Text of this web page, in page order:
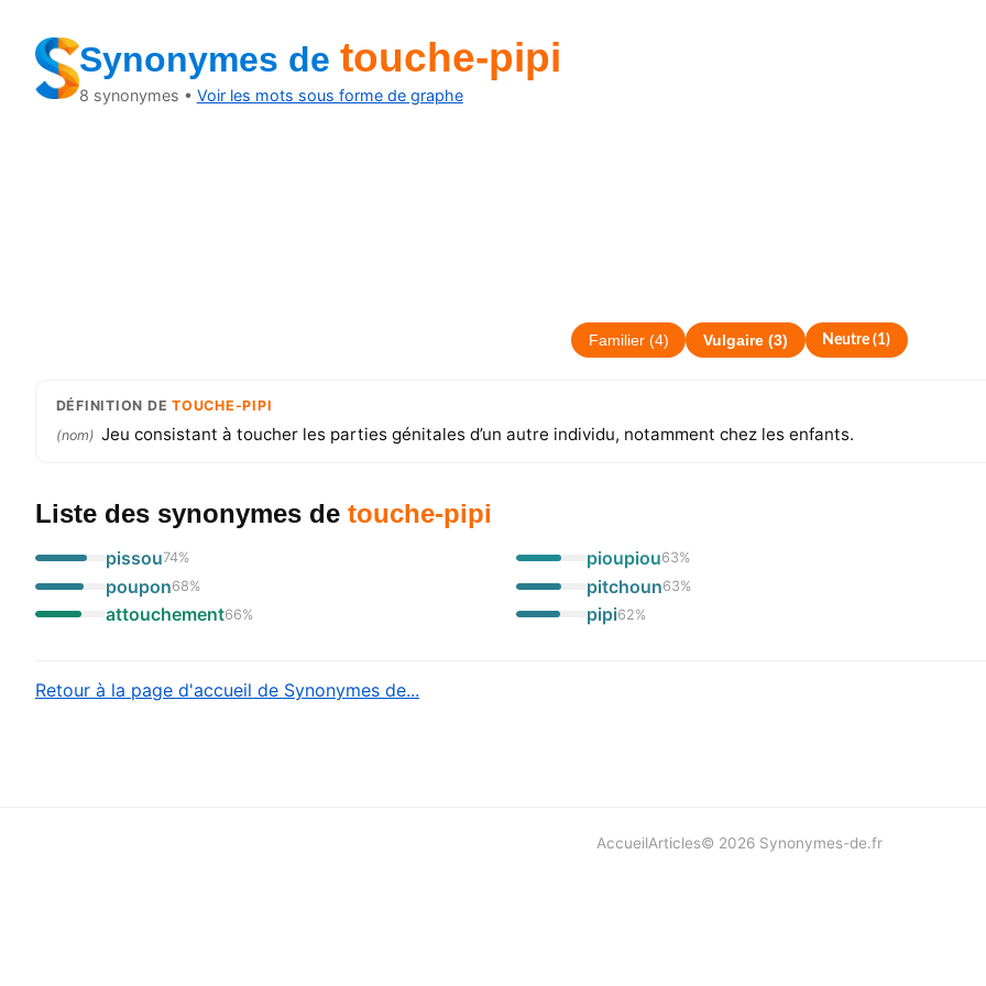
Synonymes de touche-pipi
8 synonymes • Voir les mots sous forme de graphe
Familier(4) Vulgaire (3) Neutre (1)
DÉFINITION DETOUCHE-PIPI
(nom) Jeu consistant à toucher les parties génitales d’un autre individu, notamment chez les enfants.
Liste des synonymes de touche-pipi
pissou74%
poupon68%
attouchement66%
pioupiou63%
pitchoun63%
pipi62%
Retour à la page d'accueil de Synonymes de...
AccueilArticles© 2026 Synonymes-de.fr